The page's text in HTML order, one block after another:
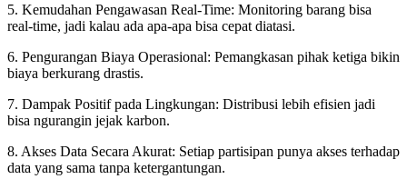
5. Kemudahan Pengawasan Real-Time: Monitoring barang bisa
real-time, jadi kalau ada apa-apa bisa cepat diatasi.
6. Pengurangan Biaya Operasional: Pemangkasan pihak ketiga bikin
biaya berkurang drastis.
7. Dampak Positif pada Lingkungan: Distribusi lebih efisien jadi
bisa ngurangin jejak karbon.
8. Akses Data Secara Akurat: Setiap partisipan punya akses terhadap
data yang sama tanpa ketergantungan.